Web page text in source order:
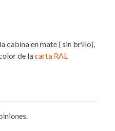
cabina en mate ( sin brillo),
de lacarta RAL